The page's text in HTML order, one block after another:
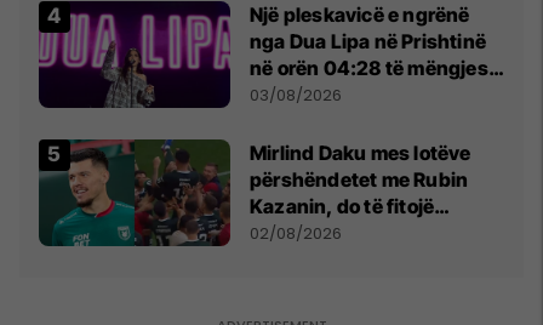
Një pleskavicë e ngrënë
nga Dua Lipa në Prishtinë
në orën 04:28 të mëngjesit
- dhe bota digjitale serbe
03/08/2026
Mirlind Daku mes lotëve
përshëndetet me Rubin
Kazanin, do të fitojë
miliona te Spartak Moska
02/08/2026